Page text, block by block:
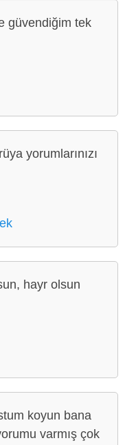
güvendiğim tek
yorumlarınızı
hayr olsun
koyun bana
varmış çok